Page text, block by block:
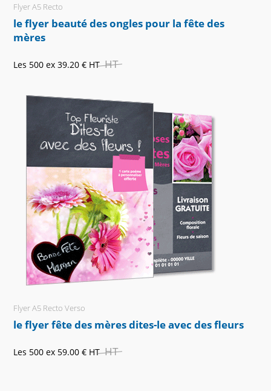
Flyer A5 Recto
le flyer beauté des ongles pour la fête des
mères
Les 500 ex 39.20 € HT HT
Flyer A5 Recto Verso
le flyer fête des mères dites-le avec des fleurs
Les 500 ex 59.00 € HT HT